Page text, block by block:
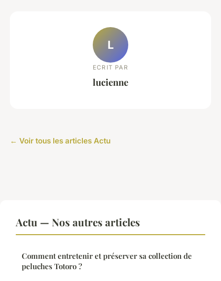
L
ECRIT PAR
lucienne
← Voir tous les articles Actu
Actu — Nos autres articles
Comment entretenir et préserver sa collection de
peluches Totoro ?